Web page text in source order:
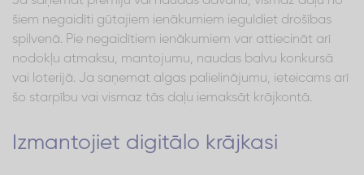
šiem negaidīti gūtajiem ienākumiem ieguldiet drošības
spilvenā. Pie negaidītiem ienākumiem var attiecināt arī
nodokļu atmaksu, mantojumu, naudas balvu konkursā
vai loterijā. Ja saņemat algas palielinājumu, ieteicams arī
šo starpību vai vismaz tās daļu iemaksāt krājkontā.
Izmantojiet digitālo krājkasi